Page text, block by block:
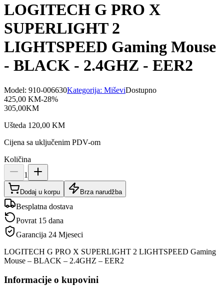
LOGITECH G PRO X
SUPERLIGHT 2
LIGHTSPEED Gaming Mouse
- BLACK - 2.4GHZ - EER2
Model: 910-006630Kategorija: MiševiDostupno
425,00 KM-28%
305,00KM
Ušteda 120,00 KM
Cijena sa uključenim PDV-om
Količina
1
Dodaj u korpu Brza narudžba
Besplatna dostava
Povrat 15 dana
Garancija 24 Mjeseci
LOGITECH G PRO X SUPERLIGHT 2 LIGHTSPEED Gaming
Mouse – BLACK – 2.4GHZ – EER2
Informacije o kupovini